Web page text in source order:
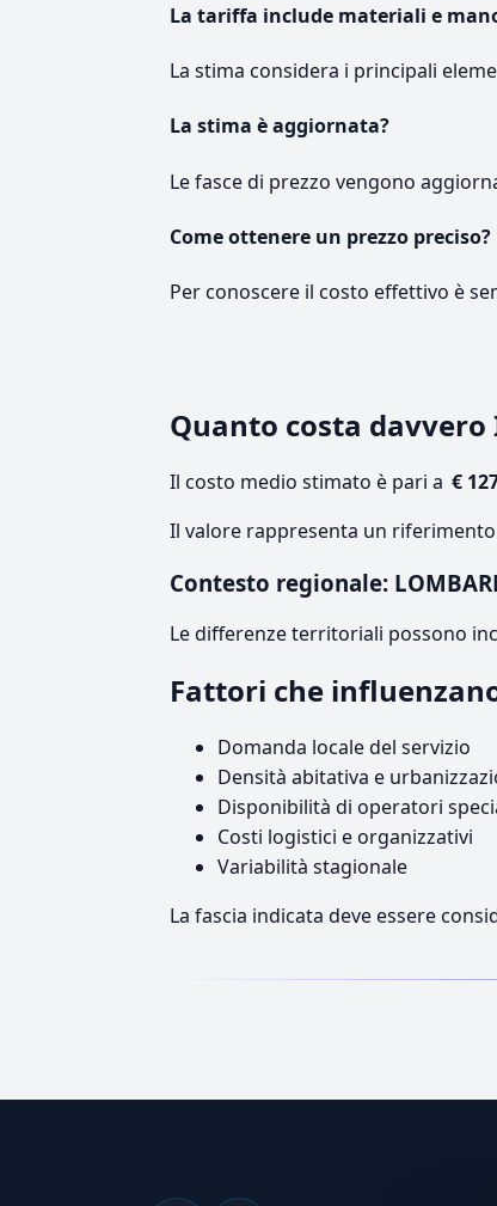
La tariffa include materiali e
La stima considera i principali
La stima è aggiornata?
Le fasce di prezzo vengono
Come ottenere un prezzo preciso?
Per conoscere il costo effettivo è
Quanto costa davvero
Il costo medio stimato è pari a €
Il valore rappresenta un
Contesto regionale:
Le differenze territoriali possono
Fattori che
Domanda locale del servizio
Densità abitativa e
Disponibilità di operatori
Costi logistici e organizzativi
Variabilità stagionale
La fascia indicata deve essere